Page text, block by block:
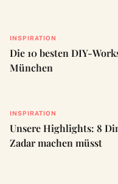
INSPIRATION
Die 10 besten DIY-
München
INSPIRATION
Unsere Highlights: 8
Zadar machen müsst